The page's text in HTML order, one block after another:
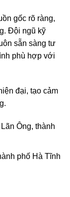
gốc rõ ràng,
Đội ngũ kỹ
sẵn sàng tư
phù hợp với
đại, tạo cảm
Ông, thành
phố Hà Tĩnh